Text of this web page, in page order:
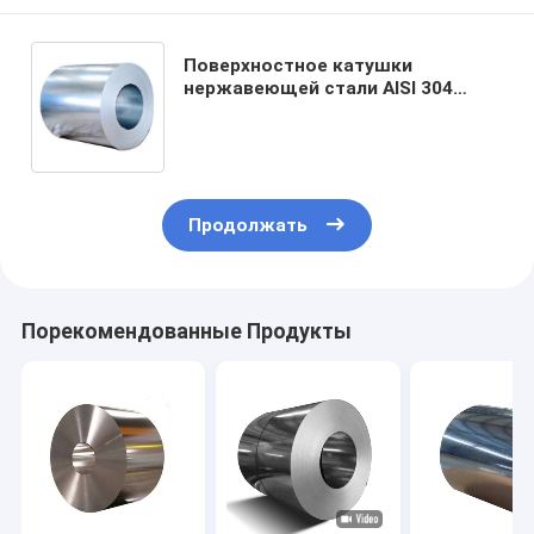
Поверхностное катушки
нержавеющей стали AISI 304
Продолжать
Порекомендованные Продукты